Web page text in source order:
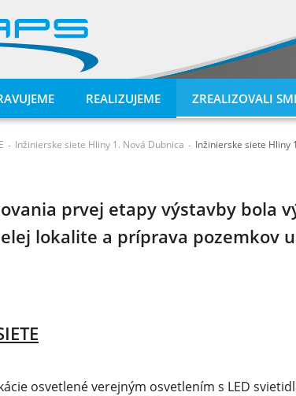
REALIZUJEME ZREALIZOVALI
- Inžinierske siete Hliny 1. Nová Dubnica - Inžinierske siete Hliny
prvej etapy výstavby bola
lokalite a príprava pozemkov
osvetlené verejným osvetlením s LED